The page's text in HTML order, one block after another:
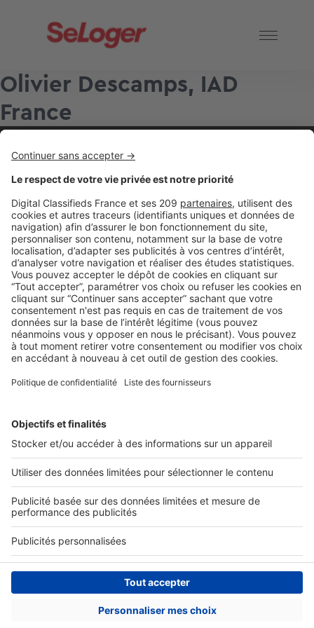
Olivier Descamps, IAD
France
2 rue des Italiens 75009 Paris
01 53 38 80 00
Nos solutions pro
Actualités pro
Nous contacter
Connexion à My SeLoger Pro
Espace Presse
CGU-Paramétrer mes cookies